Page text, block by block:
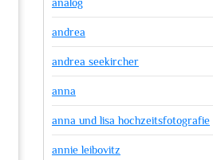
andrea
andrea seekircher
anna
anna und lisa hochzeitsfotografie
annie leibovitz